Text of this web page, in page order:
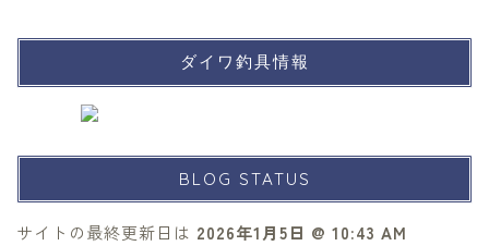
ダイワ釣具情報
BLOG STATUS
サイトの最終更新日は 2026年1月5日 @ 10:43 AM